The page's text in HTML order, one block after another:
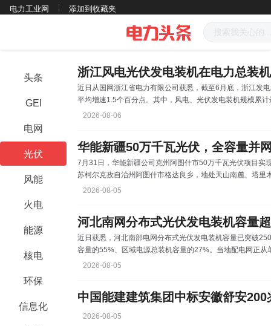
电力工业网 添加到收藏夹
头条
GEI
电网
光伏
风能
火电
能源
核电
环保
信息化
浙江风电光伏发电装机在电力总装
近日从国网浙江省电力有限公司获悉，截至6月底，浙江发
平均增速1.5个百分点。其中，风电、光伏发电装机规模累
半年，浙江经济发展稳中向好，用电需求高速增长。1～6
2026-08-06
华能新疆50万千瓦光伏，全容量并
7月31日，华能新疆公司克州阿图什市50万千瓦光伏项目实
苏柯尔克孜自治州阿图什市格达良乡，地处天山南麓、塔
瓦/500兆瓦时的储能。项目投产后年均发电量6.85亿千瓦
2026-08-05
河北南网分布式光伏发电装机容量
近日获悉，河北南部电网分布式光伏发电装机容量已突破
容量的55%、区域电源总装机容量的27%。当地配电网正
型升级，电网绿色转型取得标志性成果。 在“双碳”目标
2026-08-05
中国能建建筑集团中标安徽舒安
2026-08-05